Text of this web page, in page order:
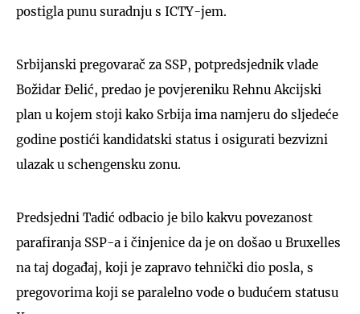
postigla punu suradnju s ICTY-jem.
Srbijanski pregovarač za SSP, potpredsjednik vlade
Božidar Đelić, predao je povjereniku Rehnu Akcijski
plan u kojem stoji kako Srbija ima namjeru do sljedeće
godine postići kandidatski status i osigurati bezvizni
ulazak u schengensku zonu.
Predsjedni Tadić odbacio je bilo kakvu povezanost
parafiranja SSP-a i činjenice da je on došao u Bruxelles
na taj događaj, koji je zapravo tehnički dio posla, s
pregovorima koji se paralelno vode o budućem statusu